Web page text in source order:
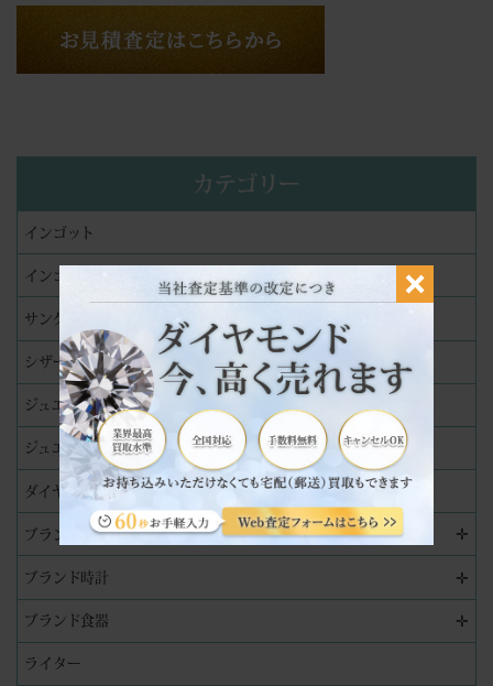
カテゴリー
インゴット
インゴット精錬分割加工
サングラス
シザー
ジュエリー
ジュエリーリペア（修理）実績
ダイヤモンド
ブランド品 ✛
ブランド時計 ✛
ブランド食器 ✛
ライター